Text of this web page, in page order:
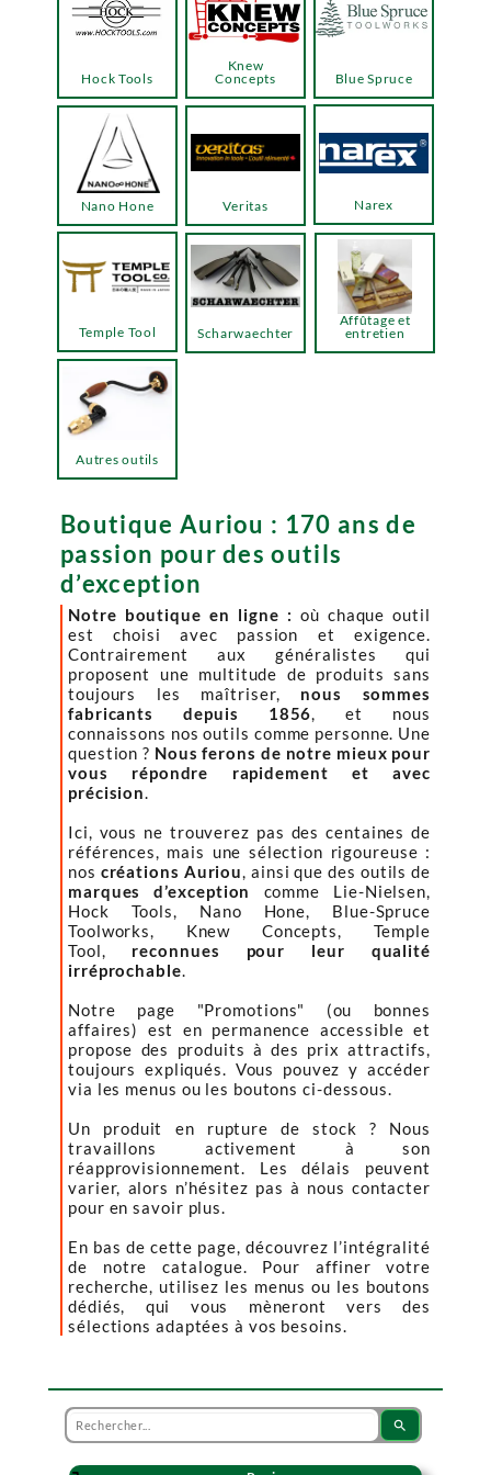
Boutique Auriou : 170 ans de
passion pour des outils
d’exception
Notre boutique en ligne : où chaque outil
est choisi avec passion et exigence.
Contrairement aux généralistes qui
proposent une multitude de produits sans
toujours les maîtriser, nous sommes
fabricants depuis 1856, et nous
connaissons nos outils comme personne. Une
question ? Nous ferons de notre mieux pour
vous répondre rapidement et avec
précision.
Ici, vous ne trouverez pas des centaines de
références, mais une sélection rigoureuse :
nos créations Auriou, ainsi que des outils de
marques d’exception
comme Lie-Nielsen,
Hock Tools, Nano Hone, Blue-Spruce
Toolworks, Knew Concepts, Temple
Tool, reconnues pour leur qualité
irréprochable.
Notre page "Promotions" (ou bonnes
affaires) est en permanence accessible et
propose des produits à des prix attractifs,
toujours expliqués. Vous pouvez y accéder
via les menus ou les boutons ci-dessous.
Un produit en rupture de stock ? Nous
travaillons activement à son
réapprovisionnement. Les délais peuvent
varier, alors n’hésitez pas à nous contacter
pour en savoir plus.
En bas de cette page, découvrez l’intégralité
de notre catalogue. Pour affiner votre
recherche, utilisez les menus ou les boutons
dédiés, qui vous mèneront vers des
sélections adaptées à vos besoins.
Hock Tools
Knew
Concepts
Temple Tool
Blue Spruce
Narex
Veritas
Nano Hone
Autres outils
Scharwaechter
Affûtage et
entretien
search